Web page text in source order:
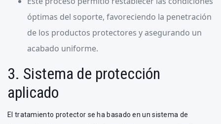
óptimas del soporte, favoreciendo la penetración
de los productos protectores y asegurando un
acabado uniforme.
3. Sistema de protección
aplicado
El tratamiento protector se ha basado en un sistema de